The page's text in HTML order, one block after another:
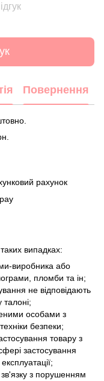
Повернення
рахунок
випадках:
виробника або
пломби та ін;
не відповідають
особами з
безпеки;
товару з
застосування
з порушенням